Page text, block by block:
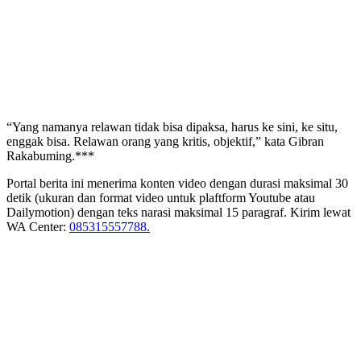
“Yang namanya relawan tidak bisa dipaksa, harus ke sini, ke situ,
enggak bisa. Relawan orang yang kritis, objektif,” kata Gibran
Rakabuming.***
Portal berita ini menerima konten video dengan durasi maksimal 30
detik (ukuran dan format video untuk plaftform Youtube atau
Dailymotion) dengan teks narasi maksimal 15 paragraf. Kirim lewat
WA Center: 085315557788.